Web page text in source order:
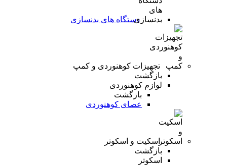
دستگاه های بدنسازی
تجهیزات کوهنوردی و کمپ
بازگشت
لوازم کوهنوردی
بازگشت
عصای کوهنوردی
اسکیت و اسکوتر
بازگشت
اسکوتر